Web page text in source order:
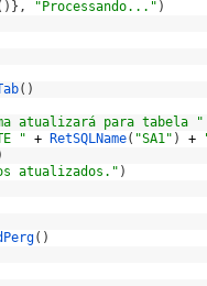
) } , "Processando..." )
( )
atualizará para tabela "
" + RetSQLName( "SA1" ) +
atualizados." )
( )